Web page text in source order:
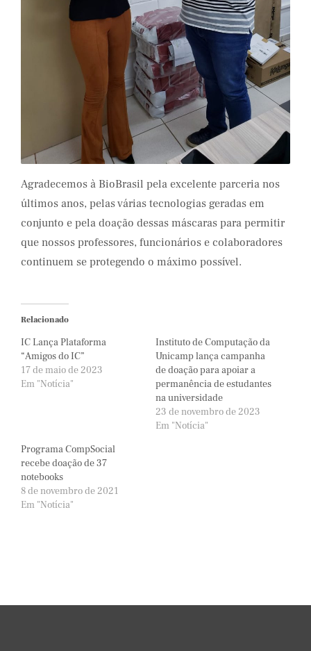
Agradecemos à BioBrasil pela excelente parceria nos
últimos anos, pelas várias tecnologias geradas em
conjunto e pela doação dessas máscaras para permitir
que nossos professores, funcionários e colaboradores
continuem se protegendo o máximo possível.
Relacionado
IC Lança Plataforma
“Amigos do IC”
17 de maio de 2023
Em "Notícia"
Instituto de Computação da
Unicamp lança campanha
de doação para apoiar a
permanência de estudantes
na universidade
23 de novembro de 2023
Em "Notícia"
Programa CompSocial
recebe doação de 37
notebooks
8 de novembro de 2021
Em "Notícia"